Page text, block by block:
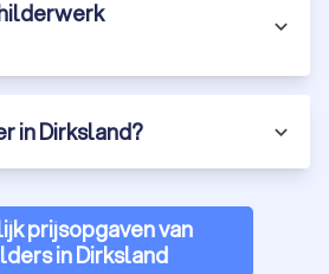
in Dirksland?
prijsopgaven van
in Dirksland